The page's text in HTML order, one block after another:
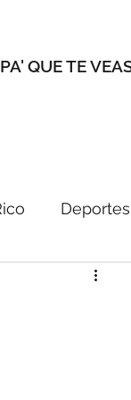
QUE TE
Deportes
del Editor